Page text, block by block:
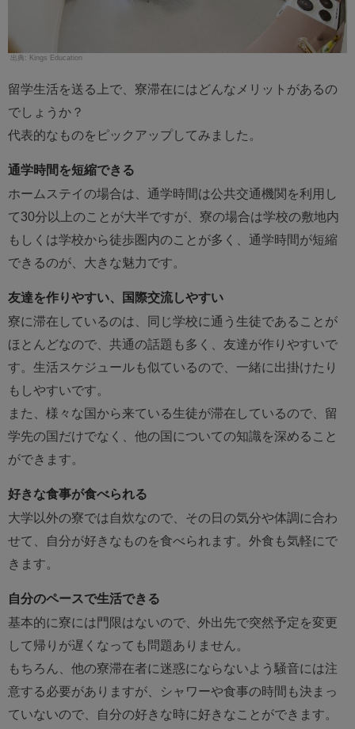
Kings Education
留学生活を送る上で、寮滞在にはどんなメリットがあるの
でしょうか？
代表的なものをピックアップしてみました。
通学時間を短縮できる
ホームステイの場合は、通学時間は公共交通機関を利用し
て30分以上のことが大半ですが、寮の場合は学校の敷地内
もしくは学校から徒歩圏内のことが多く、通学時間が短縮
できるのが、大きな魅力です。
友達を作りやすい、国際交流しやすい
寮に滞在しているのは、同じ学校に通う生徒であることが
ほとんどなので、共通の話題も多く、友達が作りやすいで
す。生活スケジュールも似ているので、一緒に出掛けたり
もしやすいです。
また、様々な国から来ている生徒が滞在しているので、留
学先の国だけでなく、他の国についての知識を深めること
ができます。
好きな食事が食べられる
大学以外の寮では自炊なので、その日の気分や体調に合わ
せて、自分が好きなものを食べられます。外食も気軽にで
きます。
自分のペースで生活できる
基本的に寮には門限はないので、外出先で突然予定を変更
して帰りが遅くなっても問題ありません。
もちろん、他の寮滞在者に迷惑にならないよう騒音には注
意する必要がありますが、シャワーや食事の時間も決まっ
ていないので、自分の好きな時に好きなことができます。